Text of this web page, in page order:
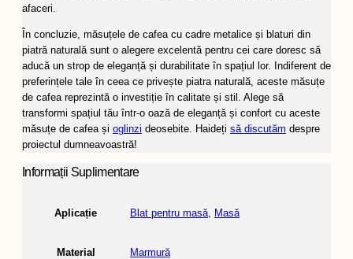
afaceri.
În concluzie, măsuțele de cafea cu cadre metalice și blaturi din
piatră naturală sunt o alegere excelentă pentru cei care doresc să
aducă un strop de eleganță și durabilitate în spațiul lor. Indiferent de
preferințele tale în ceea ce privește piatra naturală, aceste măsuțe
de cafea reprezintă o investiție în calitate și stil. Alege să
transformi spațiul tău într-o oază de eleganță și confort cu aceste
măsuțe de cafea și oglinzi deosebite. Haideți să discutăm despre
proiectul dumneavoastră!
Informații Suplimentare
Aplicație Blat pentru masă Masă
Material Marmură